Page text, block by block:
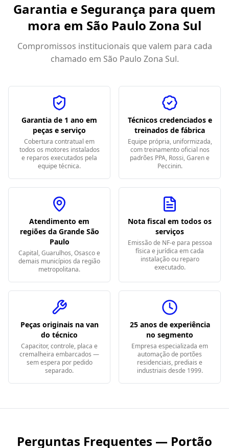
Garantia e Segurança para quem
mora em São Paulo Zona Sul
Compromissos institucionais que valem para cada
chamado em São Paulo Zona Sul.
Garantia de 1 ano em
peças e serviço
Cobertura contratual em
todos os motores instalados
e reparos executados pela
equipe técnica.
Técnicos credenciados e
treinados de fábrica
Equipe própria, uniformizada,
com treinamento oficial nos
padrões PPA, Rossi, Garen e
Peccinin.
Atendimento em
regiões da Grande São
Paulo
Capital, Guarulhos, Osasco e
demais municípios da região
metropolitana.
Nota fiscal em todos os
serviços
Emissão de NF-e para pessoa
física e jurídica em cada
instalação ou reparo
executado.
Peças originais na van
do técnico
Capacitor, controle, placa e
cremalheira embarcados —
sem espera por pedido
separado.
25 anos de experiência
no segmento
Empresa especializada em
automação de portões
residenciais, prediais e
industriais desde 1999.
Perguntas Frequentes — Portão